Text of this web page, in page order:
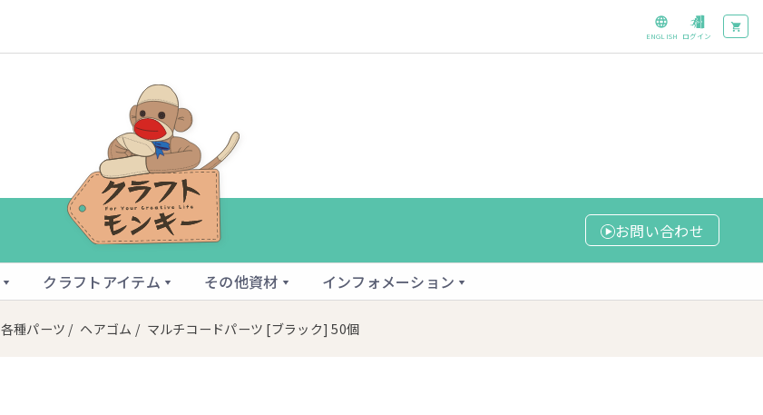
ログイン
ENGLISH
お問い合わせ
クラフトアイテム その他資材 インフォメーション
各種パーツ / ヘアゴム / マルチコードパーツ [ブラック] 50個